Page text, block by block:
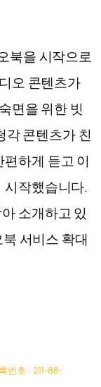
북을 시작으로
오 콘텐츠가
면을 위한 빗
각 콘텐츠가 친
하게 듣고 이
시작했습니다.
소개하고 있
서비스 확대
번호 : 211-88-